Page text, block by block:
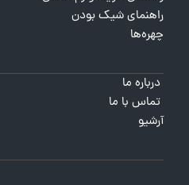
راهنمای شیک بودن
چهره‌ها
درباره ما
تماس با ما
آرشیو